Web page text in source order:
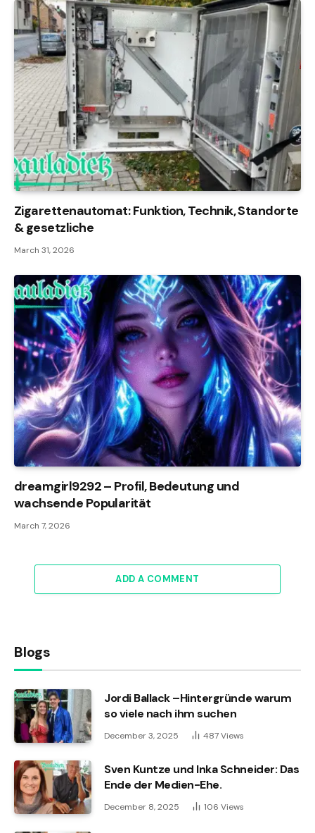
Zigarettenautomat: Funktion, Technik, Standorte
& gesetzliche
March 31, 2026
dreamgirl9292 – Profil, Bedeutung und
wachsende Popularität
March 7, 2026
ADD A COMMENT
Blogs
Jordi Ballack –Hintergründe warum
so viele nach ihm suchen
December 3, 2025 487Views
Sven Kuntze und Inka Schneider: Das
Ende der Medien-Ehe.
December 8, 2025 106 Views